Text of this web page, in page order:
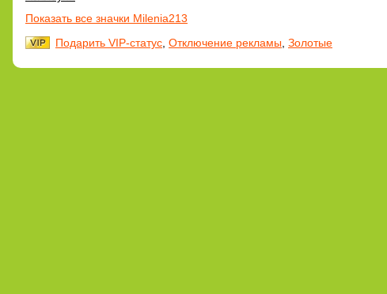
Показать все значки Milenia213
Подарить VIP-статус Отключение рекламы Золотые